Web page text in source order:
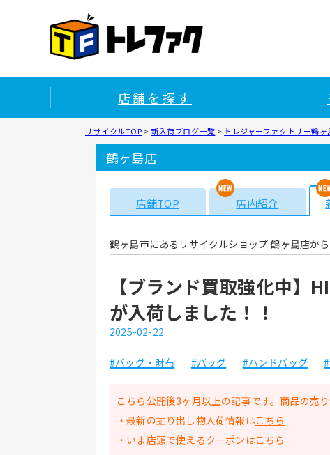
店舗を探す
リサイクルTOP >新入荷ブログ一覧 > トレジャーファクトリー鶴
鶴ヶ島店
店舗TOP 店内紹介
鶴ヶ島市にあるリサイクルショップ 鶴ヶ島店か
【ブランド買取強化中】
が入荷しました！！
2025-02-22
#バッグ・財布 #バッグ #ハンドバッグ
こちら公開後3ヶ月以上の記事です。商品の売
・最新の掘り出し物入荷情報はこちら
・いま店頭で使えるクーポンはこちら